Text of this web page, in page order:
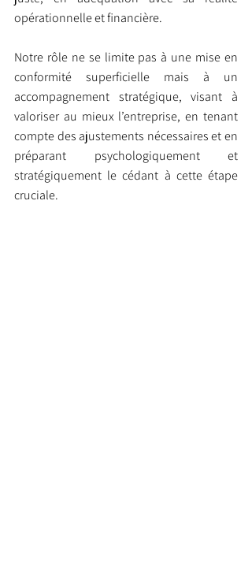
opérationnelle et financière.
Notre rôle ne se limite pas à une mise en
conformité superficielle mais à un
accompagnement stratégique, visant à
valoriser au mieux l’entreprise, en tenant
compte des ajustements nécessaires et en
préparant psychologiquement et
stratégiquement le cédant à cette étape
cruciale.